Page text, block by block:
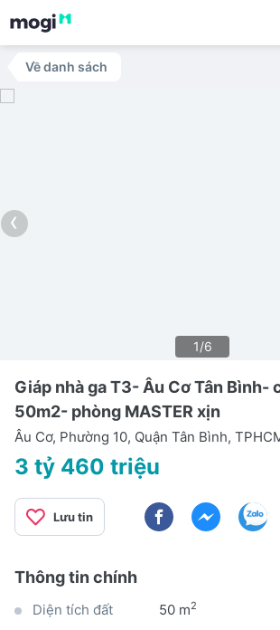
Về danh sách
‹
1/6
Giáp nhà ga T3- Âu Cơ Tân Bình-
50m2- phòng MASTER xịn
Âu Cơ, Phường 10, Quận Tân Bình,
3 tỷ 460 triệu
Lưu tin
Thông tin chính
Diện tích đất 50 m2